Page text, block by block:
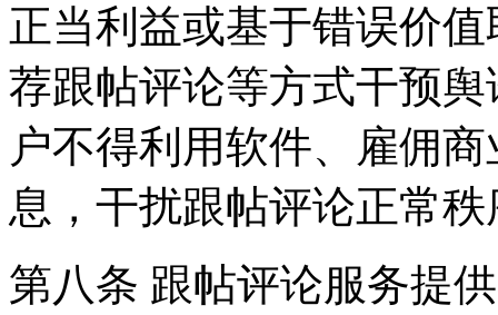
正当利益或基于错误价
荐跟帖评论等方式干预
户不得利用软件、雇佣
息，干扰跟帖评论正常
第八条 跟帖评论服务提